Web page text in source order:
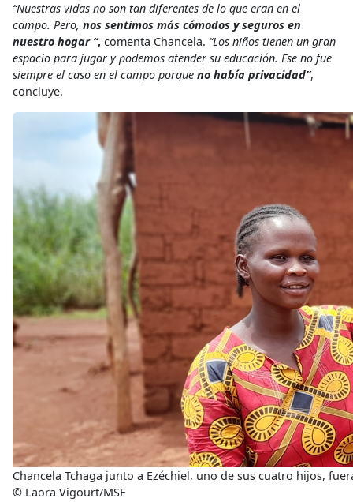
“Nuestras vidas no son tan diferentes de lo que eran en el
campo. Pero, nos sentimos más cómodos y seguros en
nuestro hogar “, comenta Chancela. “Los niños tienen un gran
espacio para jugar y podemos atender su educación. Ese no fue
siempre el caso en el campo porque no había privacidad”,
concluye.
Chancela Tchaga junto a Ezéchiel, uno de sus cuatro hijos,
© Laora Vigourt/MSF